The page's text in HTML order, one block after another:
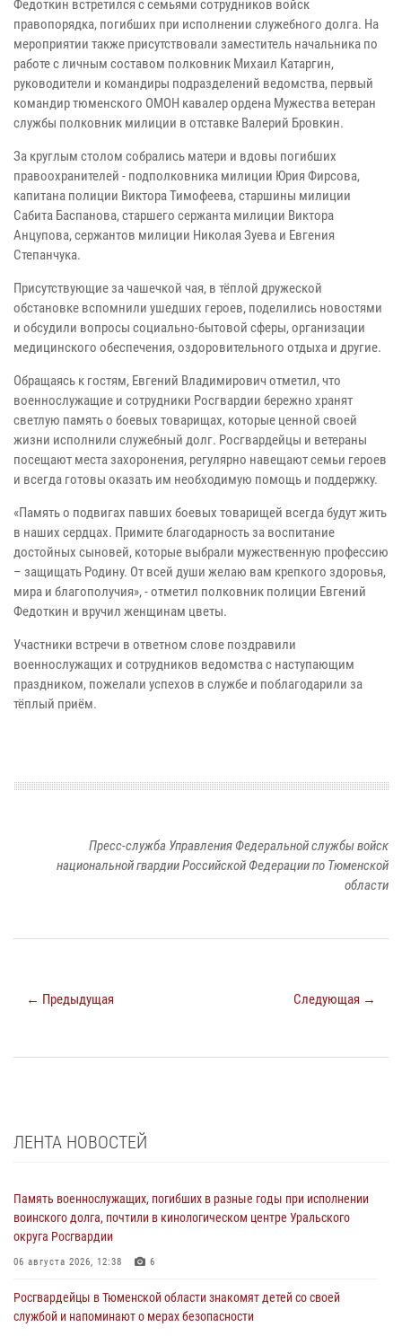
Федоткин встретился с семьями сотрудников войск
правопорядка, погибших при исполнении служебного долга. На
мероприятии также присутствовали заместитель начальника по
работе с личным составом полковник Михаил Катаргин,
руководители и командиры подразделений ведомства, первый
командир тюменского ОМОН кавалер ордена Мужества ветеран
службы полковник милиции в отставке Валерий Бровкин.
За круглым столом собрались матери и вдовы погибших
правоохранителей - подполковника милиции Юрия Фирсова,
капитана полиции Виктора Тимофеева, старшины милиции
Сабита Баспанова, старшего сержанта милиции Виктора
Анцупова, сержантов милиции Николая Зуева и Евгения
Степанчука.
Присутствующие за чашечкой чая, в тёплой дружеской
обстановке вспомнили ушедших героев, поделились новостями
и обсудили вопросы социально-бытовой сферы, организации
медицинского обеспечения, оздоровительного отдыха и другие.
Обращаясь к гостям, Евгений Владимирович отметил, что
военнослужащие и сотрудники Росгвардии бережно хранят
светлую память о боевых товарищах, которые ценной своей
жизни исполнили служебный долг. Росгвардейцы и ветераны
посещают места захоронения, регулярно навещают семьи героев
и всегда готовы оказать им необходимую помощь и поддержку.
«Память о подвигах павших боевых товарищей всегда будут жить
в наших сердцах. Примите благодарность за воспитание
достойных сыновей, которые выбрали мужественную профессию
– защищать Родину. От всей души желаю вам крепкого здоровья,
мира и благополучия», - отметил полковник полиции Евгений
Федоткин и вручил женщинам цветы.
Участники встречи в ответном слове поздравили
военнослужащих и сотрудников ведомства с наступающим
праздником, пожелали успехов в службе и поблагодарили за
тёплый приём.
Пресс-служба Управления Федеральной службы войск
национальной гвардии Российской Федерации по Тюменской
области
← Предыдущая Следующая →
ЛЕНТА НОВОСТЕЙ
Память военнослужащих, погибших в разные годы при исполнении
воинского долга, почтили в кинологическом центре Уральского
округа Росгвардии
06 августа 2026, 12:38 6
Росгвардейцы в Тюменской области знакомят детей со своей
службой и напоминают о мерах безопасности